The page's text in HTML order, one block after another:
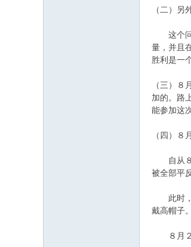
（二）
这个问
量，并且
胜利是一
（三）
加的。路
能参加这
（四）８
自从８
被全部平反
此时，
戴高帽子
８月２